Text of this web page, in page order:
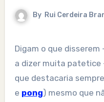
By Rui Cerdeira
Digam o que disserem – e há por aí muita gente
a dizer muita patetice
que destacaria
e pong) mesmo que